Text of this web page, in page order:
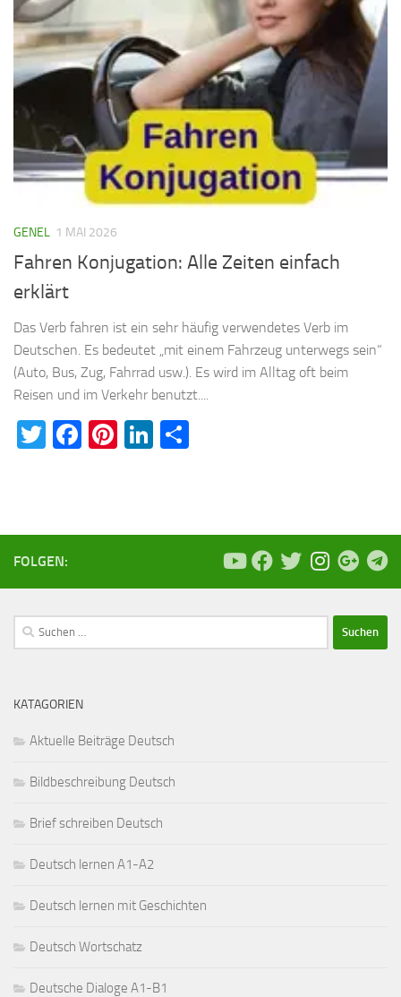
GENEL 1 MAI 2026
Fahren Konjugation: Alle Zeiten einfach
erklärt
Das Verb fahren ist ein sehr häufig verwendetes Verb im
Deutschen. Es bedeutet „mit einem Fahrzeug unterwegs sein“
(Auto, Bus, Zug, Fahrrad usw.). Es wird im Alltag oft beim
Reisen und im Verkehr benutzt....
Twitter
Facebook
Pinterest
LinkedIn
FOLGEN:
Suchen
nach:
KATAGORIEN
Aktuelle Beiträge Deutsch
Bildbeschreibung Deutsch
Brief schreiben Deutsch
Deutsch lernen A1-A2
Deutsch lernen mit Geschichten
Deutsch Wortschatz
Deutsche Dialoge A1-B1